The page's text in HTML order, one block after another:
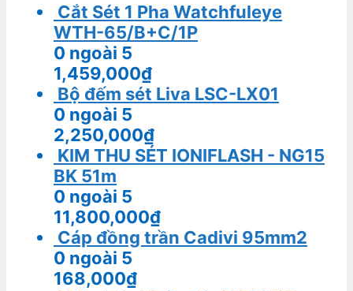
Cắt Sét 1 Pha Watchfuleye
WTH-65/B+C/1P
0 ngoài 5
1,459,000₫
Bộ đếm sét Liva LSC-LX01
0 ngoài 5
2,250,000₫
KIM THU SÉT IONIFLASH - NG15
BK 51m
0 ngoài 5
11,800,000₫
Cáp đồng trần Cadivi 95mm2
0 ngoài 5
168,000₫